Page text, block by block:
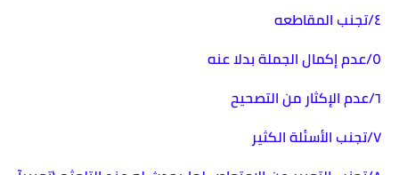
٤/تجنب المقاطعه
٥/عدم إكمال الجملة بدلا عنه
٦/عدم الإكثار من التصحيح
٧/تجنب الأسئلة الكثير